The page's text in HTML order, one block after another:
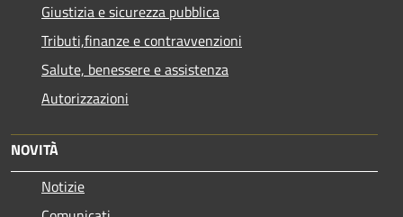
Giustizia e sicurezza pubblica
Tributi,finanze e contravvenzioni
Salute, benessere e assistenza
Autorizzazioni
NOVITÀ
Notizie